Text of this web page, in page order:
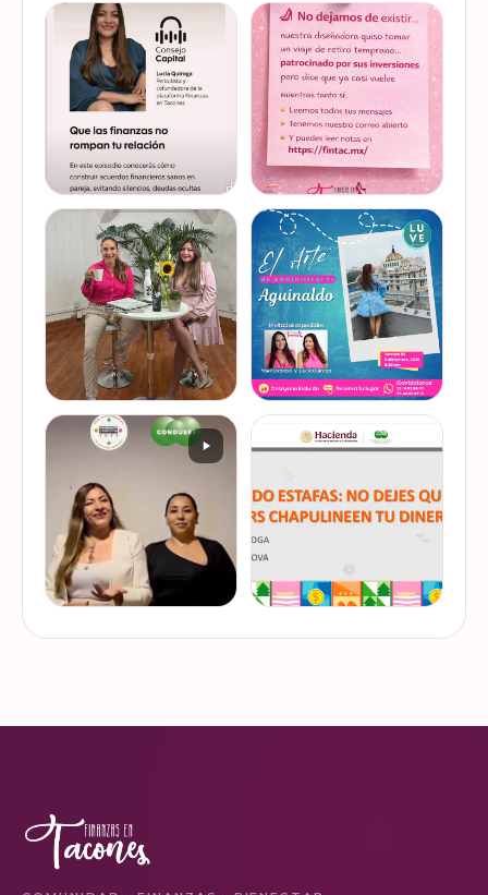
Felices de haber sido
invitadas, por cuarto año
consecutivo, a participar en
la Global Money Week, una
iniciativa que impulsa la
educación f…
VER EN
INSTAGRAM
Del 17 al 22 de marzo se
lleva a cabo la Global
Money Week 2026 (Semana
Mundial del Dinero).
Finanzas en Tacones
somos parte de esta
Jornada…
VER EN
INSTAGRAM
@lucyquiroga tuvo la
oportunidad de conversar
con la gran Ilana Sod, en el
#podcast Consejo Capital
de @scotiabankmx Gracias
por la invitac…
VER EN
INSTAGRAM
Prometemos que no
desaparecimos… solo
estamos reorganizando
todo (y esperando a que el
diseñador vuelva del retiro
😅). No estamos publicand…
VER EN
INSTAGRAM
De cuando te toca ser la
entrevistada. Un placer
platicar con Esther Luiselli
de tus finanzas en la serie
de "Mu…
VER EN
INSTAGRAM
mejor forma de gestionar
ese dinero extra de fin de
ahorro o aguinaldo, es un
dinero…
VER EN
INSTAGRAM
de la Semana Nacional de
que los hackers